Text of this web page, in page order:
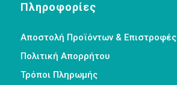
Πληροφορίες
Αποστολή Προϊόντων & Επιστροφές
Πολιτική Απορρήτου
Τρόποι Πληρωμής